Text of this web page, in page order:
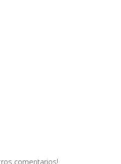
comentarios!